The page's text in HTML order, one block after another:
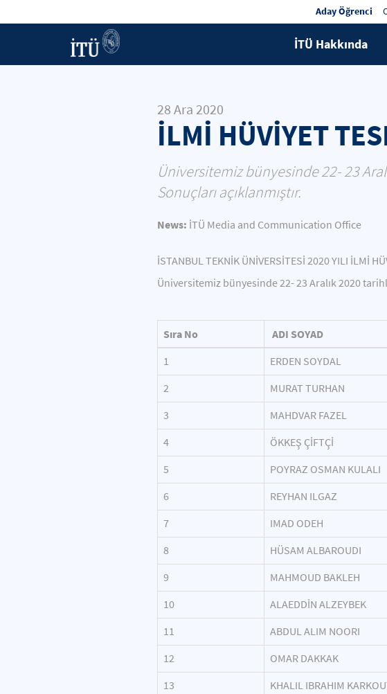
Aday Öğrenci
İTÜ Hakkında
28 Ara 2020
İLMİ HÜVİYET
Üniversitemiz bünyesinde 22- 23
Sonuçları açıklanmıştır.
News: İTÜ Media and Communication Office
İSTANBUL TEKNİK ÜNİVERSİTESİ 2020 YILI İLMİ
Üniversitemiz bünyesinde 22- 23 Aralık 2020
Sıra No ADI SOYAD
1 ERDEN SOYDAL
2 MURAT TURHAN
3 MAHDVAR FAZEL
4 ÖKKEŞ ÇİFTÇİ
5 POYRAZ OSMAN KULALI
6 REYHAN ILGAZ
7 IMAD ODEH
8 HÜSAM ALBAROUDI
9 MAHMOUD BAKLEH
10 ALAEDDİN ALZEYBEK
11 ABDUL ALIM NOORI
12 OMAR DAKKAK
13 KHALIL IBRAHIM